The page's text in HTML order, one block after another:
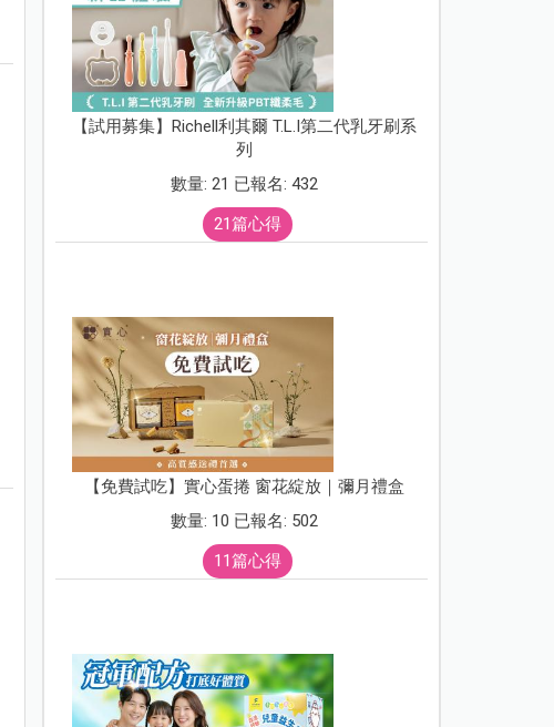
【試用募集】Richell利其爾 T.L.I第二代乳牙刷系
列
數量: 21 已報名: 432
21篇心得
【免費試吃】實心蛋捲 窗花綻放｜彌月禮盒
數量: 10 已報名: 502
11篇心得